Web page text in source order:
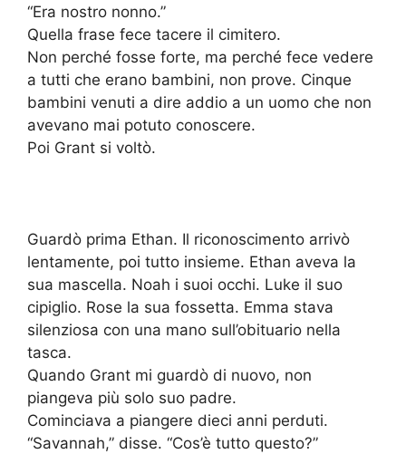
“Era nostro nonno.”
Quella frase fece tacere il cimitero.
Non perché fosse forte, ma perché fece vedere
a tutti che erano bambini, non prove. Cinque
bambini venuti a dire addio a un uomo che non
avevano mai potuto conoscere.
Poi Grant si voltò.
Guardò prima Ethan. Il riconoscimento arrivò
lentamente, poi tutto insieme. Ethan aveva la
sua mascella. Noah i suoi occhi. Luke il suo
cipiglio. Rose la sua fossetta. Emma stava
silenziosa con una mano sull’obituario nella
tasca.
Quando Grant mi guardò di nuovo, non
piangeva più solo suo padre.
Cominciava a piangere dieci anni perduti.
“Savannah,” disse. “Cos’è tutto questo?”